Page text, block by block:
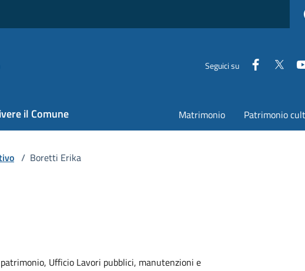
Seguici su
il Comune Matrimonio Patrimonio
/ Boretti Erika
Ufficio Lavori pubblici, manutenzioni e